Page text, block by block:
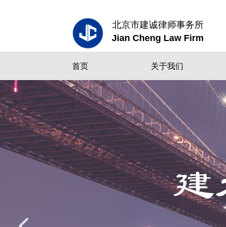
北京市建诚律师事务所
Jian Cheng Law Firm
首页 关于我们